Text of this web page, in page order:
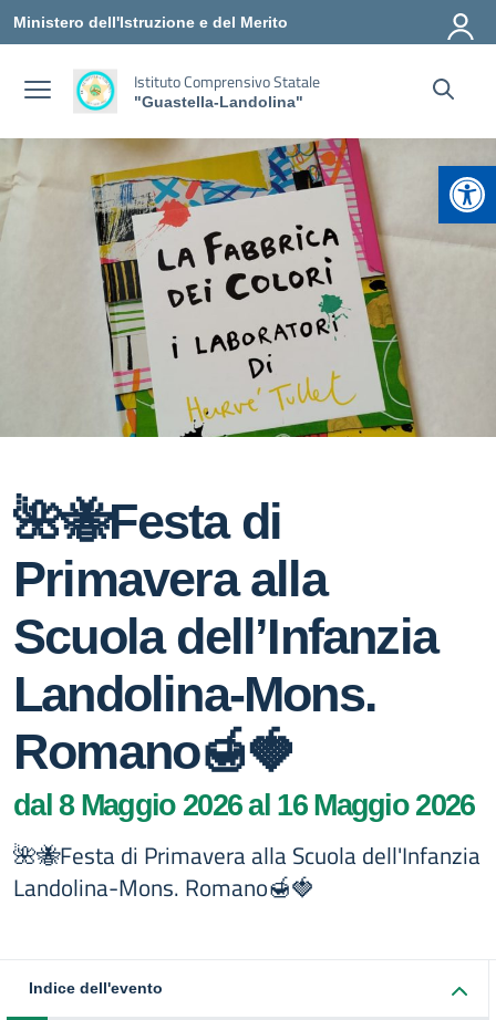
Vai ai contenuti
Vai al menu di navigazione
Vai al footer
Ministero dell'Istruzione e del Merito
Istituto Comprensivo Statale
"Guastella-Landolina"
🌺🐝Festa di
Primavera alla
Scuola dell’Infanzia
Landolina-Mons.
Romano🍯🍓
dal 8 Maggio 2026 al 16 Maggio 2026
🌺🐝Festa di Primavera alla Scuola dell'Infanzia
Landolina-Mons. Romano🍯🍓
Indice dell'evento